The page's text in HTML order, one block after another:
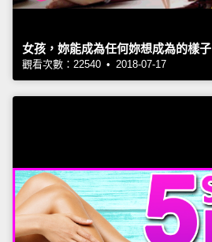
女孩，妳能成為任何妳想成為的樣子
觀看次數：22540 • 2018-07-17